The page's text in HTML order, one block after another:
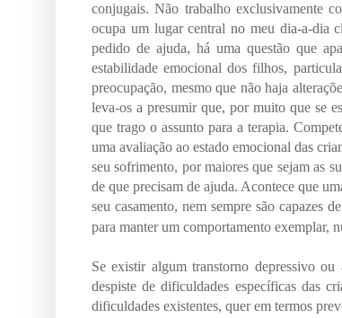
conjugais. Não trabalho exclusivamente
ocupa um lugar central no meu dia-a-dia
pedido de ajuda, há uma questão que
estabilidade emocional dos filhos,
preocupação, mesmo que não haja
leva-os a presumir que, por muito que se
que trago o assunto para a terapia.
uma avaliação ao estado emocional das
seu sofrimento, por maiores que sejam as
de que precisam de ajuda. Acontece que
seu casamento, nem sempre são capazes
para manter um comportamento exemplar,
Se existir algum transtorno depressivo
despiste de dificuldades específicas das
dificuldades existentes, quer em termos